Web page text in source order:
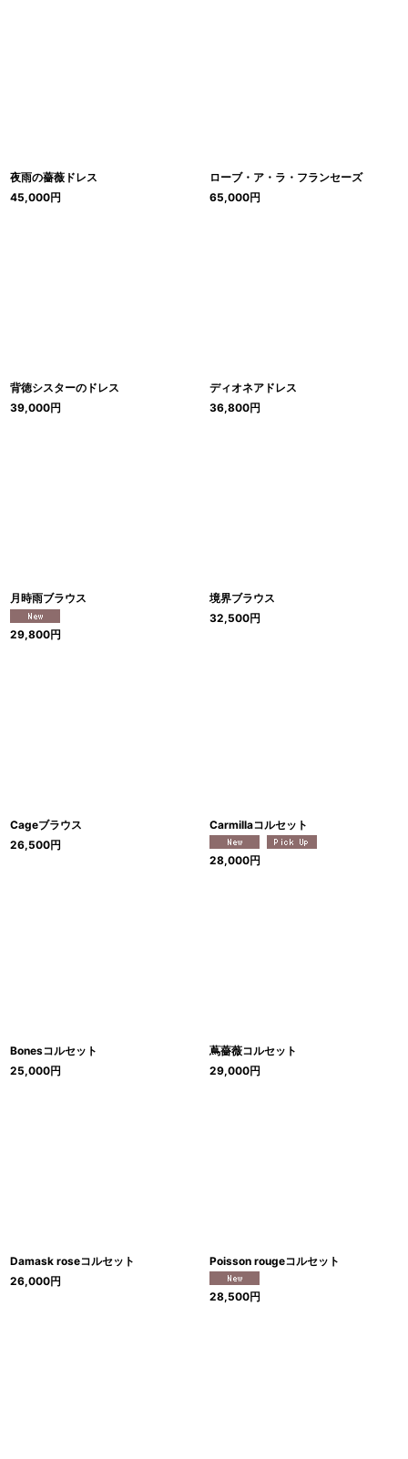
夜雨の薔薇ドレス
45,000円
ローブ・ア・ラ・フランセーズ
65,000円
背徳シスターのドレス
39,000円
ディオネアドレス
36,800円
月時雨ブラウス
29,800円
境界ブラウス
32,500円
Cageブラウス
26,500円
Carmillaコルセット
28,000円
Bonesコルセット
25,000円
蔦薔薇コルセット
29,000円
Damask roseコルセット
26,000円
Poisson rougeコルセット
28,500円